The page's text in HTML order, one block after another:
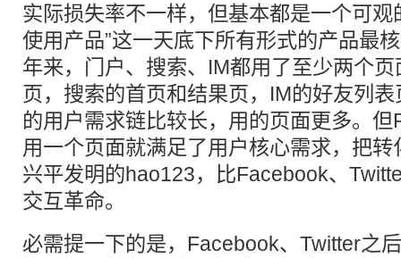
实际损失率不一样，但基本都是一个可观
使用产品”这一天底下所有形式的产品最
年来，门户、搜索、IM都用了至少两个
页，搜索的首页和结果页，IM的好友列
的用户需求链比较长，用的页面更多。
用一个页面就满足了用户核心需求，把
兴平发明的hao123，比Facebook、
交互革命。
必需提一下的是，Facebook、Twitter之